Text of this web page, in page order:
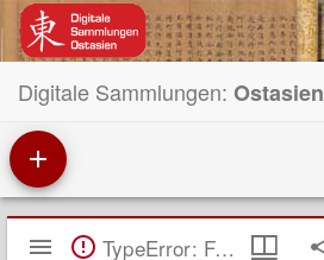
Digitale Sammlungen: Ostasien
Mirador
Viewer TypeError: Failed to fetch